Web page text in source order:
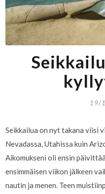
19/
Seikkailua on nyt takana viisi
Nevadassa, Utahissa kuin
Aikomukseni oli ensin
ensimmäisen viikon jälkeen
nautin ja menen. Teen